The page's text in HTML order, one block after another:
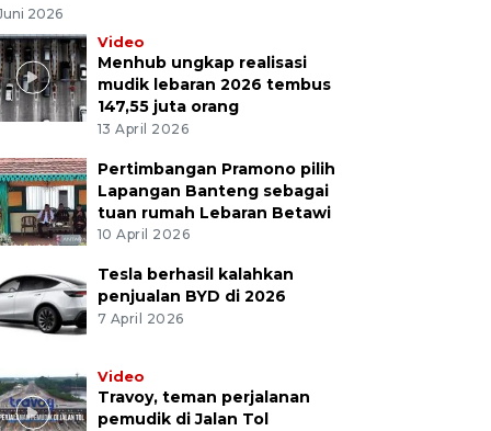
2026
Video
Menhub ungkap realisasi
mudik lebaran 2026 tembus
147,55 juta orang
13 April 2026
Pertimbangan Pramono pilih
Lapangan Banteng sebagai
tuan rumah Lebaran Betawi
10 April 2026
Tesla berhasil kalahkan
penjualan BYD di 2026
7 April 2026
Video
Travoy, teman perjalanan
pemudik di Jalan Tol